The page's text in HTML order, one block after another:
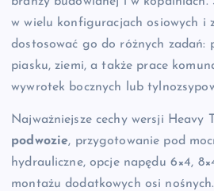
w wielu konfiguracjach osiowych i
dostosować go do różnych zadań:
piasku, ziemi, a także prace
wywrotek bocznych lub
Najważniejsze cechy wersji Heavy
podwozie, przygotowanie pod
hydrauliczne, opcje napędu 6×4,
montażu dodatkowych osi